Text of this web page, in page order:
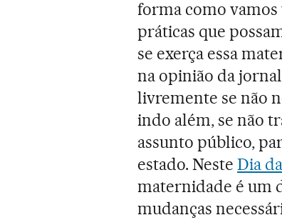
forma como
práticas que
se exerça essa
na opinião da
livremente se não
indo além, se não
assunto público,
estado. NesteDia
maternidade é um
mudanças